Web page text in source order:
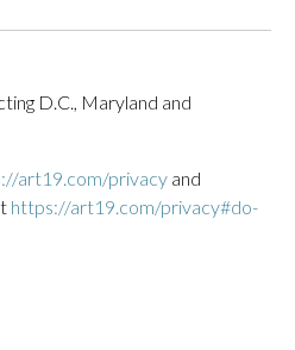
D.C., Maryland and
art19.com/privacy and
https://art19.com/privacy#do-